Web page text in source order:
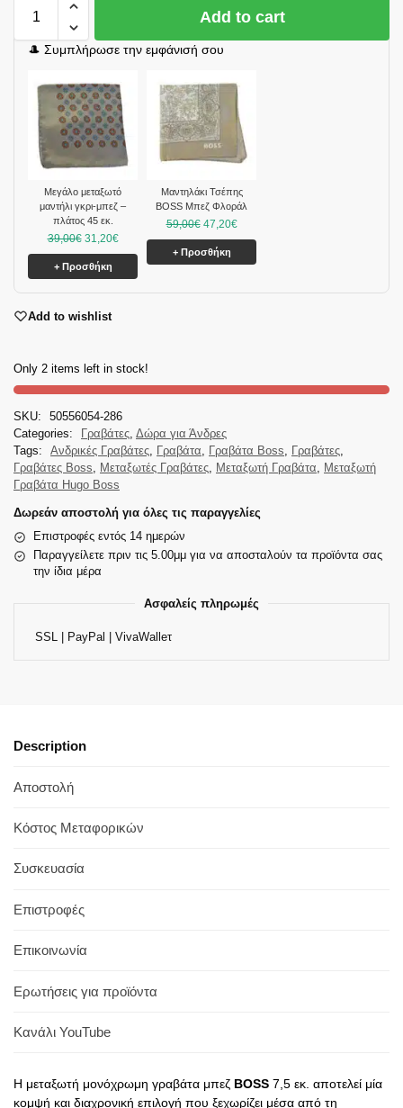
Add to cart
🎩 Συμπλήρωσε την εμφάνισή σου
Μεγάλο μεταξωτό
μαντήλι γκρι-μπεζ –
πλάτος 45 εκ.
39,00€ 31,20€
+ Προσθήκη
Μαντηλάκι Τσέπης
BOSS Μπεζ Φλοράλ
59,00€ 47,20€
+ Προσθήκη
Add to wishlist
Only 2 items left in stock!
SKU:
50556054-286
Categories:
Γραβάτες, Δώρα για Άνδρες
Tags:
Ανδρικές Γραβάτες, Γραβάτα, Γραβάτα Boss, Γραβάτες,
Γραβάτες Boss, Μεταξωτές Γραβάτες, Μεταξωτή Γραβάτα, Μεταξωτή
Γραβάτα Hugo Boss
Δωρεάν αποστολή για όλες τις παραγγελίες
Επιστροφές εντός 14 ημερών
Παραγγείλετε πριν τις 5.00μμ για να αποσταλούν τα προϊόντα σας
την ίδια μέρα
Ασφαλείς πληρωμές
SSL | PayPal | VivaWalleτ
Description
Αποστολή
Κόστος Μεταφορικών
Συσκευασία
Επιστροφές
Επικοινωνία
Ερωτήσεις για προϊόντα
Κανάλι YouTube
Η μεταξωτή μονόχρωμη γραβάτα μπεζ BOSS 7,5 εκ. αποτελεί μία
κομψή και διαχρονική επιλογή που ξεχωρίζει μέσα από τη